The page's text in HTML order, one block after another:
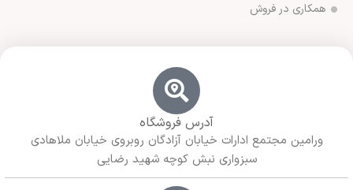
همکاری در فروش
آدرس فروشگاه
ورامین مجتمع ادارات خیابان آزادگان روبروی خیابان ملاهادی
سبزواری نبش کوچه شهید رضایی